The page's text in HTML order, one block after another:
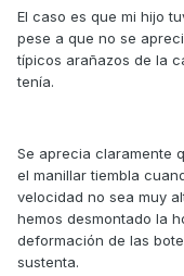
El caso es que mi hijo
pese a que no se
típicos arañazos de la
tenía.
Se aprecia claramente
el manillar tiembla
velocidad no sea muy
hemos desmontado la
deformación de las
sustenta.